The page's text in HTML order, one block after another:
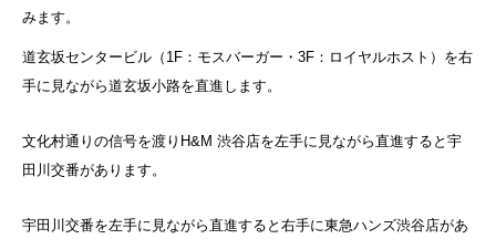
みます。
道玄坂センタービル（1F：モスバーガー・3F：ロイヤルホスト）を右
手に見ながら道玄坂小路を直進します。
文化村通りの信号を渡りH&M 渋谷店を左手に見ながら直進すると宇
田川交番があります。
宇田川交番を左手に見ながら直進すると右手に東急ハンズ渋谷店があ